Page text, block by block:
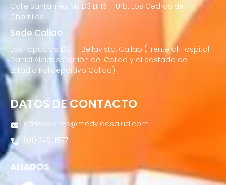
Calle Santa Inés Mz D3 Lt 16 – Urb. Los Cedros de
Chorrillos
Sede Callao
Los Topacios 1291 – Bellavista, Callao (Frente al Hospital
Daniel Alcides Carrión del Callao y al costado del
Estadio Polideportivo Callao)
DATOS DE CONTACTO
cotizaciones@medvidasalud.com
(01) 748-1577
ALIADOS